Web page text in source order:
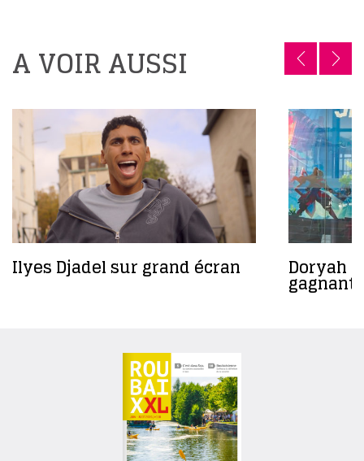
A VOIR AUSSI
Ilyes Djadel sur grand écran Doryah
gagnant